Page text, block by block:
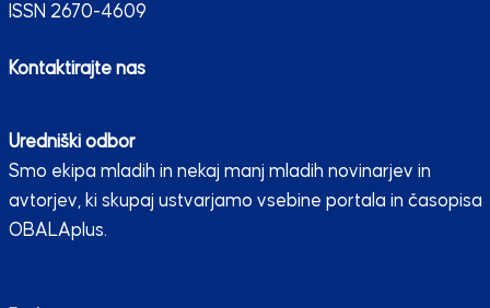
ISSN 2670-4609
Kontaktirajte nas
Uredniški odbor
Smo ekipa mladih in nekaj manj mladih novinarjev in
avtorjev, ki skupaj ustvarjamo vsebine portala in časopisa
OBALAplus.